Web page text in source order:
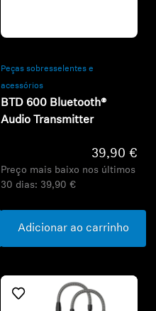
Peças sobresselentes e
acessórios
BTD 600 Bluetooth®
Audio Transmitter
39,90 €
Preço mais baixo nos últimos
30 dias: 39,90 €
Adicionar ao carrinho